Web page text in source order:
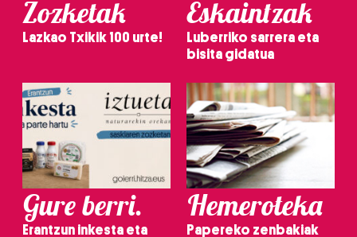
Zozketak
Lazkao Txikik 100 urte!
Eskaintzak
Luberriko sarrera eta
bisita gidatua
Gure berri.
Erantzun inkesta eta
Hemeroteka
Papereko zenbakiak